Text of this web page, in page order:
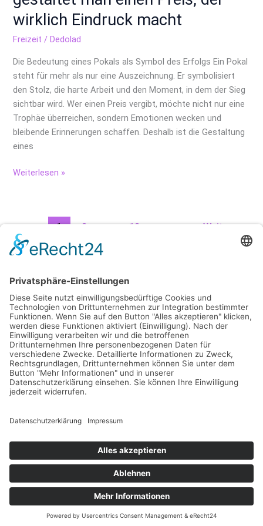
wirklich Eindruck macht
Freizeit /Dedolad
Die Bedeutung eines Pokals als Symbol des Erfolgs Ein Pokal
steht für mehr als nur eine Auszeichnung. Er symbolisiert
den Stolz, die harte Arbeit und den Moment, in dem der Sieg
sichtbar wird. Wer einen Preis vergibt, möchte nicht nur eine
Trophäe überreichen, sondern Emotionen wecken und
bleibende Erinnerungen schaffen. Deshalb ist die Gestaltung
eines
Weiterlesen »
1 2 … 12 Weiter→
Impressum
©2024 Deine besten Tipps
English(Englisch) Deutsch